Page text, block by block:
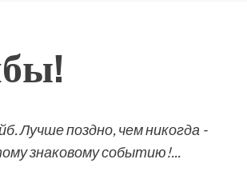
Лучше поздно, чем никогда -
знаковому событию!...